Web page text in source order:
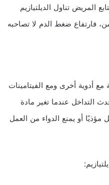
المريض تناول الديلتيازيم
فارتفاع ضغط الدم لا تصاحبه
مع أدوية أخرى ومع الفيتامينات
التداخل عندما تغير مادة
أو يمنع الدواء من العمل